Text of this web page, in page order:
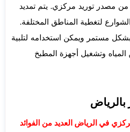
مصدر توريد مركزي. يتم تمديد
لتغطية المناطق المختلفة.
بشكل مستمر ويمكن استخدامه لتلبية
المياه وتشغيل أجهزة المطبخ
بالرياض
في الرياض العديد من الفوائد